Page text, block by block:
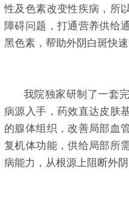
性及色素改变性疾病，所
障碍问题，打通营养供给
黑色素，帮助外阴白斑快速
我院独家研制了一套完
病源入手，药效直达皮肤
的腺体组织，改善局部血
复机体功能，供给局部所
病能力，从根源上阻断外阴